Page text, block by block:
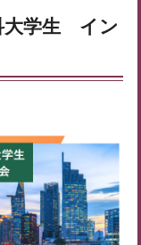
大学生 イン